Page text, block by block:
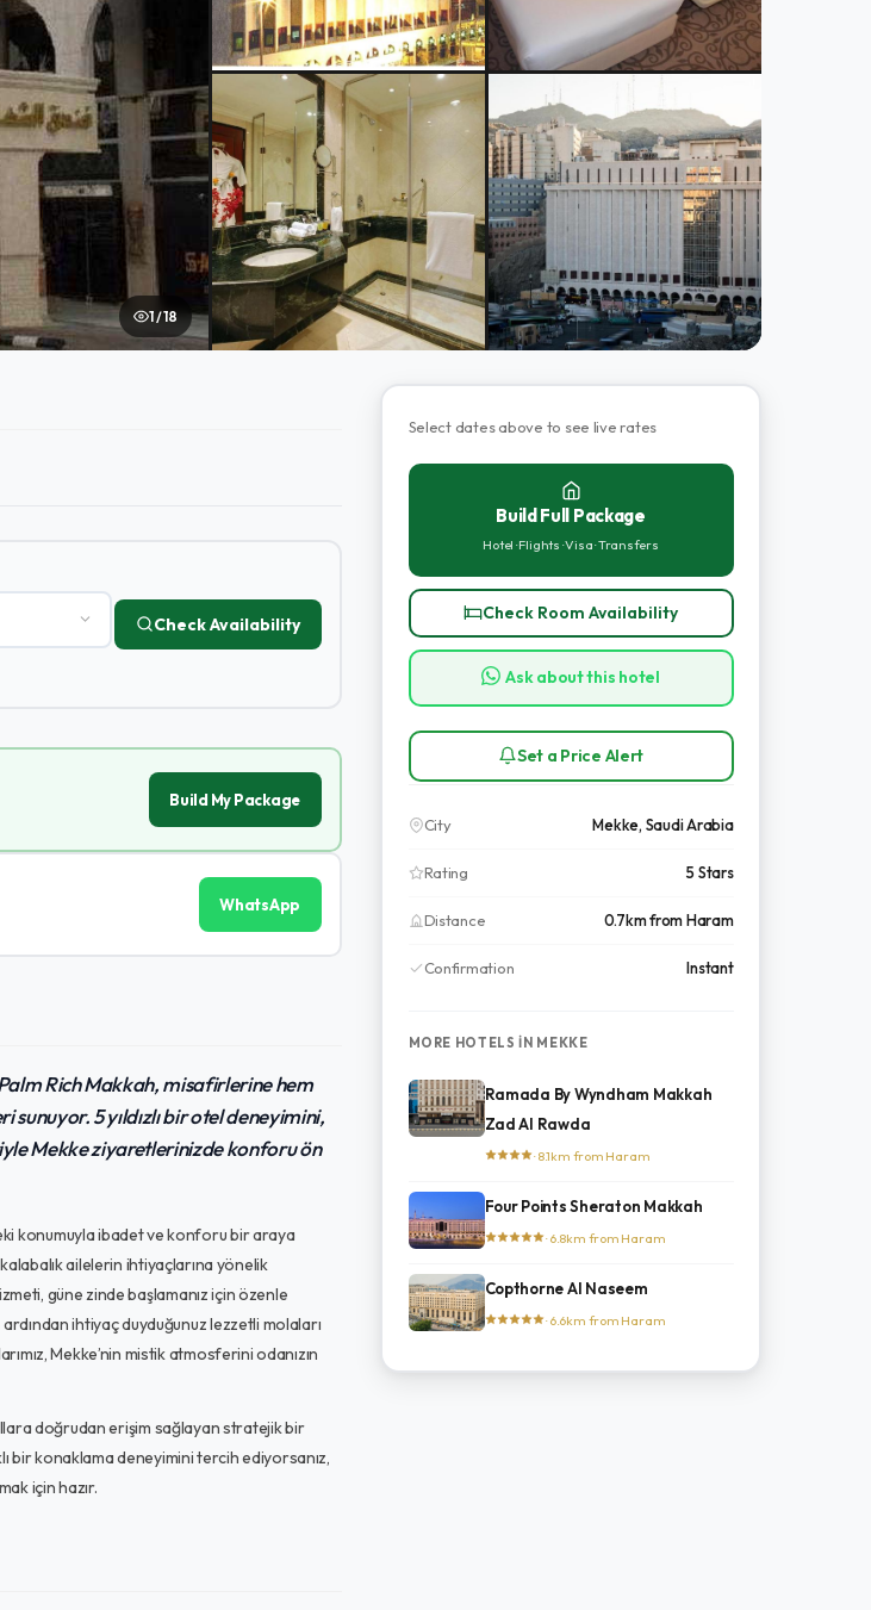
1 / 18
Check Availability
Build My Package
WhatsApp
Rich Makkah, misafirlerine hem
5 yıldızlı bir otel deneyimini,
Mekke ziyaretlerinizde konforu ön
konumuyla ibadet ve konforu bir araya
ailelerin ihtiyaçlarına yönelik
güne zinde başlamanız için özenle
ihtiyaç duyduğunuz lezzetli molaları
Mekke’nin mistik atmosferini odanızın
doğrudan erişim sağlayan stratejik bir
bir konaklama deneyimini tercih ediyorsanız,
için hazır.
Select dates above to see live rates
Build Full Package
Hotel · Flights · Visa · Transfers
Check Room Availability
Ask about this hotel
Set a Price Alert
City Mekke, Saudi Arabia
Rating 5 Stars
Distance 0.7km from Haram
Confirmation Instant
MORE HOTELS IN MEKKE
Ramada By Wyndham Makkah
Zad Al Rawda
· 8.1km from Haram
Four Points Sheraton Makkah
· 6.8km from Haram
Copthorne Al Naseem
· 6.6km from Haram